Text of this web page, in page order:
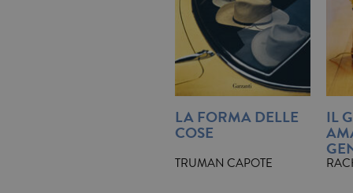
LA FORMA DELLE
COSE
TRUMAN CAPOTE
IL
CookieScriptConsent